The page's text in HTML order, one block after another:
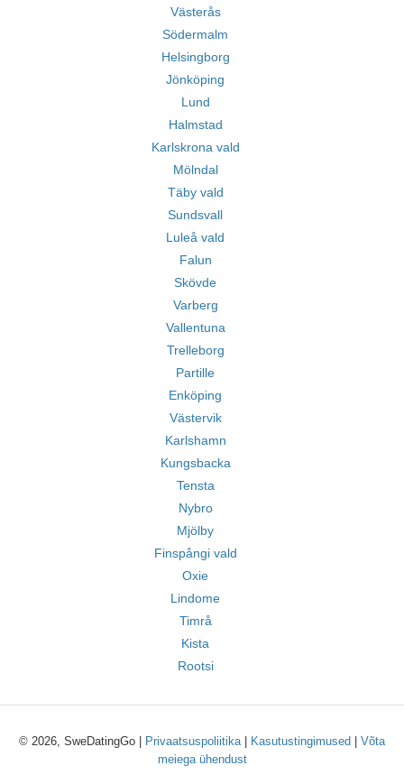
Västerås
Södermalm
Helsingborg
Jönköping
Lund
Halmstad
Karlskrona vald
Mölndal
Täby vald
Sundsvall
Luleå vald
Falun
Skövde
Varberg
Vallentuna
Trelleborg
Partille
Enköping
Västervik
Karlshamn
Kungsbacka
Tensta
Nybro
Mjölby
Finspångi vald
Oxie
Lindome
Timrå
Kista
Rootsi
© 2026, SweDatingGo | Privaatsuspoliitika| Kasutustingimused
Võta
meiega ühendust